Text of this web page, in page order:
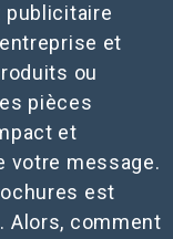
publicitaire
et
ou
pièces
et
votre message.
est
Alors, comment